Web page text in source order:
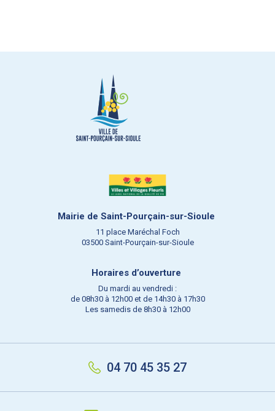
Mairie de Saint-Pourçain-sur-Sioule
11 place Maréchal Foch
03500 Saint-Pourçain-sur-Sioule
Horaires d’ouverture
Du mardi au vendredi :
de 08h30 à 12h00 et de 14h30 à 17h30
Les samedis de 8h30 à 12h00
04 70 45 35 27